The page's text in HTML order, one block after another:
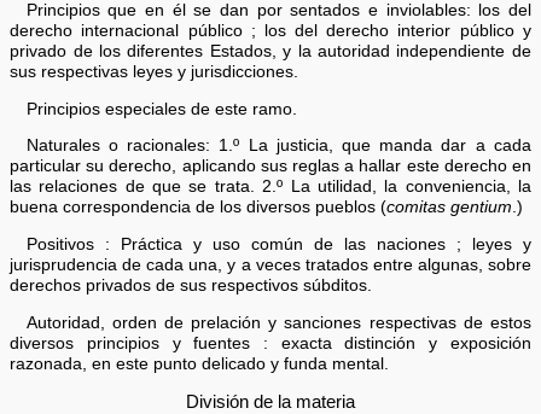
Principios que en él se dan por sentados e inviolables: los del
derecho internacional público ; los del derecho interior público y
privado de los diferentes Estados, y la autoridad independiente de
sus respectivas leyes y jurisdicciones.
Principios especiales de este ramo.
Naturales o racionales: 1.º La justicia, que manda dar a cada
particular su derecho, aplicando sus reglas a hallar este derecho en
las relaciones de que se trata. 2.º La utilidad, la conveniencia, la
buena correspondencia de los diversos pueblos (comitas gentium.)
Positivos : Práctica y uso común de las naciones ; leyes y
jurisprudencia de cada una, y a veces tratados entre algunas, sobre
derechos privados de sus respectivos súbditos.
Autoridad, orden de prelación y sanciones respectivas de estos
diversos principios y fuentes : exacta distinción y exposición
razonada, en este punto delicado y funda mental.
División de la materia